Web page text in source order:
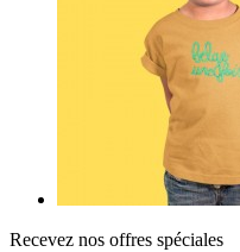
Recevez nos offres spéciales